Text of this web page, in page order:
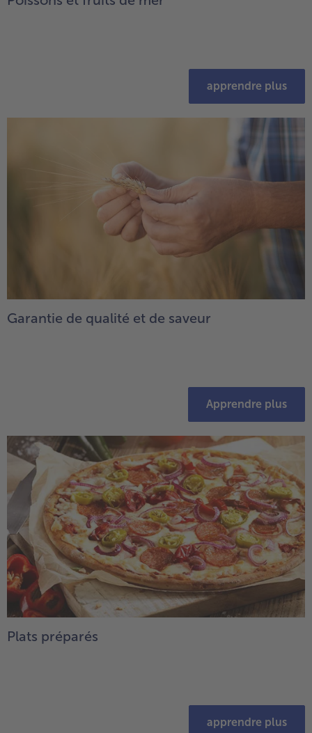
apprendre plus
Garantie de qualité et de saveur
Apprendre plus
Plats préparés
apprendre plus